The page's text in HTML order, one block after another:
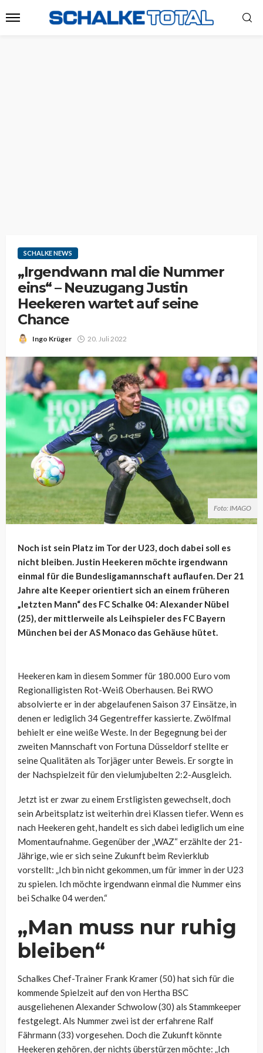
SCHALKE NEWS
„Irgendwann mal die Nummer
eins“ – Neuzugang Justin
Heekeren wartet auf seine
Chance
Ingo Krüger 20. Juli 2022
Foto: IMAGO
Noch ist sein Platz im Tor der U23, doch dabei soll es
nicht bleiben. Justin Heekeren möchte irgendwann
einmal für die Bundesligamannschaft auflaufen. Der 21
Jahre alte Keeper orientiert sich an einem früheren
„letzten Mann“ des FC Schalke 04: Alexander Nübel
(25), der mittlerweile als Leihspieler des FC Bayern
München bei der AS Monaco das Gehäuse hütet.
Heekeren kam in diesem Sommer für 180.000 Euro vom
Regionalligisten Rot-Weiß Oberhausen. Bei RWO
absolvierte er in der abgelaufenen Saison 37 Einsätze, in
denen er lediglich 34 Gegentreffer kassierte. Zwölfmal
behielt er eine weiße Weste. In der Begegnung bei der
zweiten Mannschaft von Fortuna Düsseldorf stellte er
seine Qualitäten als Torjäger unter Beweis. Er sorgte in
der Nachspielzeit für den vielumjubelten 2:2-Ausgleich.
Jetzt ist er zwar zu einem Erstligisten gewechselt, doch
sein Arbeitsplatz ist weiterhin drei Klassen tiefer. Wenn es
nach Heekeren geht, handelt es sich dabei lediglich um eine
Momentaufnahme. Gegenüber der „WAZ“ erzählte der 21-
Jährige, wie er sich seine Zukunft beim Revierklub
vorstellt: „Ich bin nicht gekommen, um für immer in der U23
zu spielen. Ich möchte irgendwann einmal die Nummer eins
bei Schalke 04 werden.“
„Man muss nur ruhig
bleiben“
Schalkes Chef-Trainer Frank Kramer (50) hat sich für die
kommende Spielzeit auf den von Hertha BSC
ausgeliehenen Alexander Schwolow (30) als Stammkeeper
festgelegt. Als Nummer zwei ist der erfahrene Ralf
Fährmann (33) vorgesehen. Doch die Zukunft könnte
Heekeren gehören, der nichts überstürzen möchte: „Ich